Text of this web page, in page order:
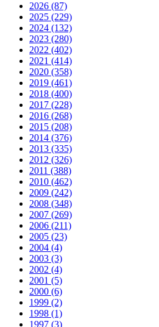
2026 (87)
2025 (229)
2024 (132)
2023 (280)
2022 (402)
2021 (414)
2020 (358)
2019 (461)
2018 (400)
2017 (228)
2016 (268)
2015 (208)
2014 (376)
2013 (335)
2012 (326)
2011 (388)
2010 (462)
2009 (242)
2008 (348)
2007 (269)
2006 (211)
2005 (23)
2004 (4)
2003 (3)
2002 (4)
2001 (5)
2000 (6)
1999 (2)
1998 (1)
1997 (3)